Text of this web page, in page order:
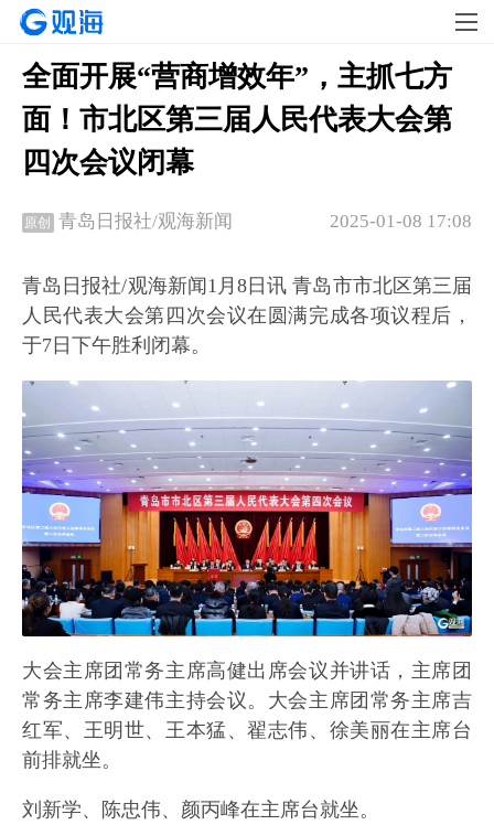
全面开展“营商增效年”，主抓七方
面！市北区第三届人民代表大会第
四次会议闭幕
原创 2025-01-08 17:08
青岛日报社/观海新闻
青岛日报社/观海新闻1月8日讯 青岛市市北区第三届
人民代表大会第四次会议在圆满完成各项议程后，
于7日下午胜利闭幕。
大会主席团常务主席高健出席会议并讲话，主席团
常务主席李建伟主持会议。大会主席团常务主席吉
红军、王明世、王本猛、翟志伟、徐美丽在主席台
前排就坐。
刘新学、陈忠伟、颜丙峰在主席台就坐。